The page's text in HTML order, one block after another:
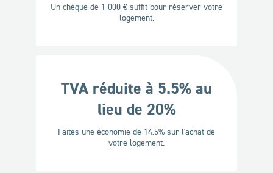
Un chèque de 1 000 € suffit pour réserver votre
logement.
TVA réduite à 5.5% au
lieu de 20%
Faites une économie de 14.5% sur l'achat de
votre logement.